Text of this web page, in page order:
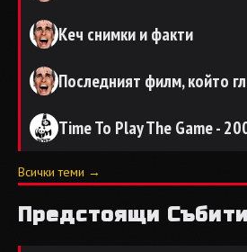
Кеч снимки и факти
Последният филм, който
Time To Play The Game -
Всички теми →
Предстоящи